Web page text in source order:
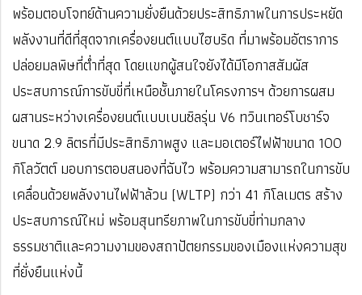
พร้อมตอบโจทย์ด้านความยั่งยืนด้วยประสิทธิภาพในการประหยัด
พลังงานที่ดีที่สุดจากเครื่องยนต์แบบไฮบริด ที่มาพร้อมอัตราการ
ปล่อยมลพิษที่ต่ำที่สุด โดยแขกผู้สนใจยังได้มีโอกาสสัมผัส
ประสบการณ์การขับขี่ที่เหนือชั้นภายในโครงการฯ ด้วยการผสม
ผสานระหว่างเครื่องยนต์แบบเบนซิลรุ่น V6 ทวินเทอร์โบชาร์จ
ขนาด 2.9 ลิตรที่มีประสิทธิภาพสูง และมอเตอร์ไฟฟ้าขนาด 100
กิโลวัตต์ มอบการตอบสนองที่ฉับไว พร้อมความสามารถในการขับ
เคลื่อนด้วยพลังงานไฟฟ้าล้วน (WLTP) กว่า 41 กิโลเมตร สร้าง
ประสบการณ์ใหม่ พร้อมสุนทรียภาพในการขับขี่ท่ามกลาง
ธรรมชาติและความงามของสถาปัตยกรรมของเมืองแห่งความสุข
ที่ยั่งยืนแห่งนี้